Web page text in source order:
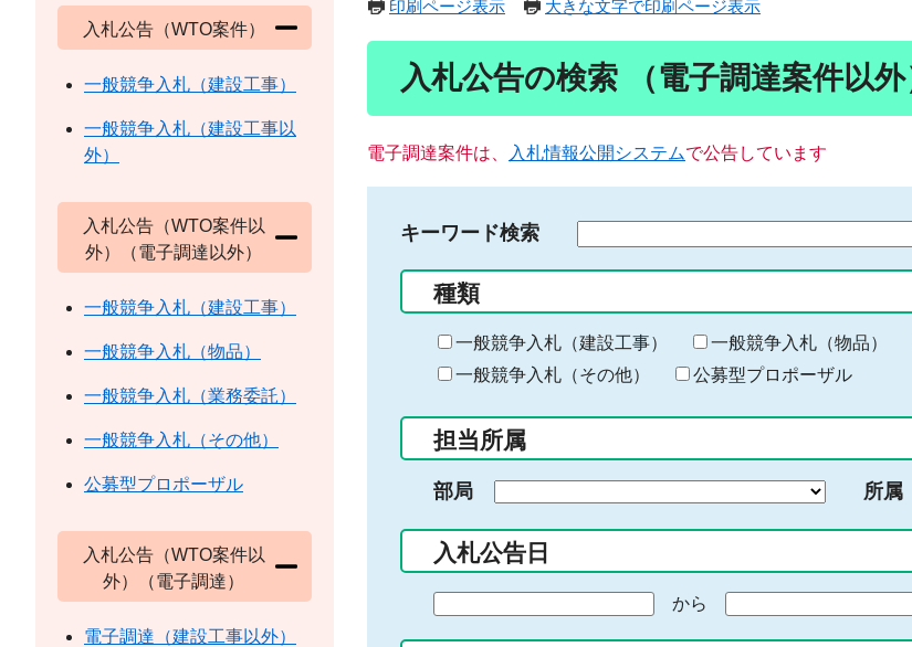
印刷ページ表示 大きな文字で印刷ページ表示
入札公告の検索 （電子調達案件以外
電子調達案件は、 入札情報公開システムで公告しています
キーワード検索
る
キ
ー
ー
入
力
種類
一般競争入札（建設工事） 一般競争入札（物品）
一般競争入札（その他）
公募型プロポーザル
担当所属
部局 所属
入札公告日
から
入札公告（WTO案件）
一般競争入札（建設工事）
一般競争入札（建設工事以
外）
入札公告（WTO案件以
外）（電子調達以外）
一般競争入札（建設工事）
一般競争入札（物品）
一般競争入札（業務委託）
一般競争入札（その他）
公募型プロポーザル
入札公告（WTO案件以
外）（電子調達）
電子調達（建設工事以外）